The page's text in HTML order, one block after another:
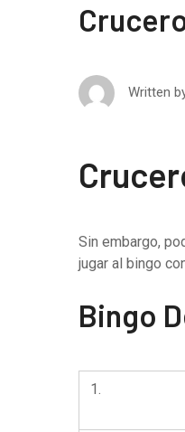
Written
Sin embargo,
jugar al bingo
Bingo
1.